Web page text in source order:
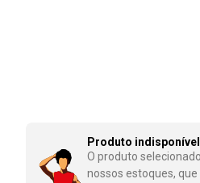
Produto indisponível
O produto
nossos estoques,